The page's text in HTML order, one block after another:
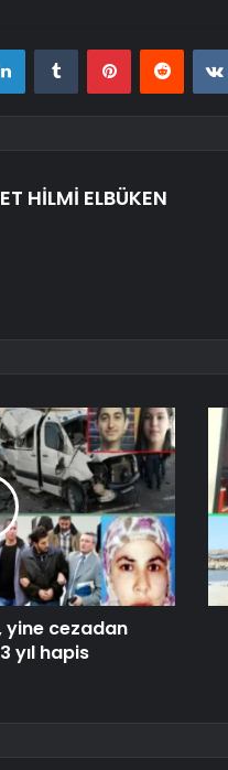
LinkedInTumblr PinterestReddit
HİLMİ ELBÜKEN
yine cezadan
yıl hapis